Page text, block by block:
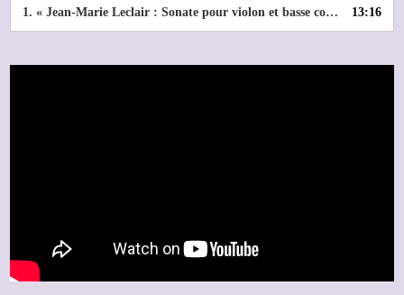
1.« Jean-Marie Leclair : Sonate pour violon et basse continue en ré majeur op. 9 n°3 » 13:16